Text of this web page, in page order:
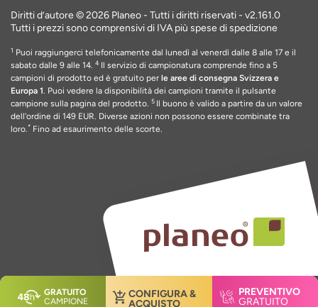
GRATUITO
CAMPIONE
CONFIGURA &
ACQUISTO
PREVENTIVO
GRATUITO
Diritti d’autore © 2026 Planeo - Tutti i diritti riservati - v2.161.0
Tutti i prezzi sono comprensivi di IVA più spese di spedizione
1 Puoi raggiungerci telefonicamente dal lunedì al venerdì dalle 8 alle 17 e il
sabato dalle 9 alle 14. 4 Il servizio di campionatura comprende fino a 5
campioni di prodotto ed è gratuito per le aree di consegna Svizzera e
Europa 1. Puoi vedere la disponibilità dei campioni tramite il pulsante
campione sulla pagina del prodotto. 5 Il buono è valido a partire da un valore
dell'ordine di 149 EUR. Diverse azioni non possono essere combinate tra
loro.* Fino ad esaurimento delle scorte.